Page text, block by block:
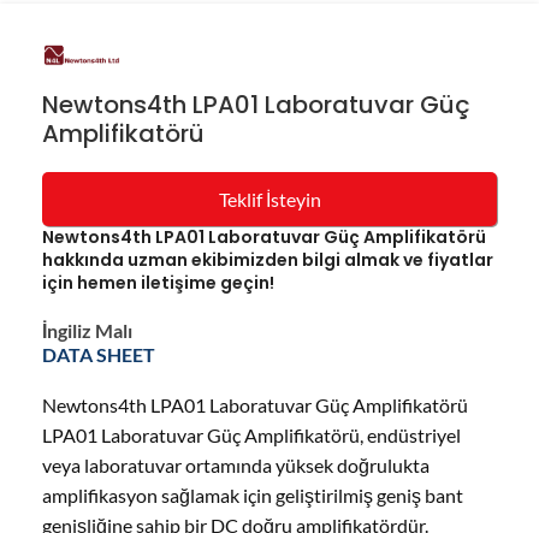
Newtons4th LPA01 Laboratuvar Güç
Amplifikatörü
Teklif İsteyin
Newtons4th LPA01 Laboratuvar Güç Amplifikatörü
hakkında uzman ekibimizden bilgi almak ve fiyatlar
için hemen iletişime geçin!
İngiliz Malı
DATA SHEET
Newtons4th LPA01 Laboratuvar Güç Amplifikatörü
LPA01 Laboratuvar Güç Amplifikatörü, endüstriyel
veya laboratuvar ortamında yüksek doğrulukta
amplifikasyon sağlamak için geliştirilmiş geniş bant
genişliğine sahip bir DC doğru amplifikatördür.